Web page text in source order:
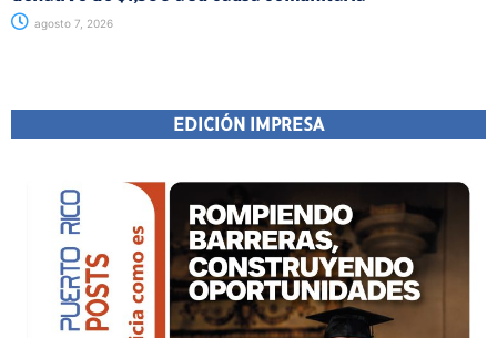
agosto 7, 2026
EDICIÓN IMPRESA